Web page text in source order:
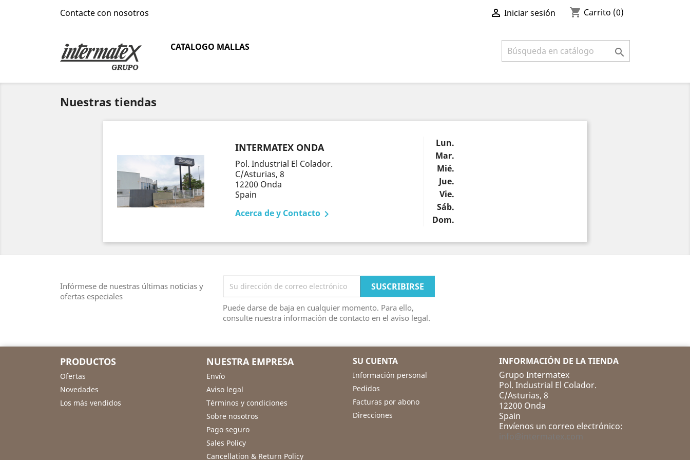
Contacte con nosotros  Iniciar sesión shopping_cart Carrito (0)
CATALOGO MALLAS 
Nuestras tiendas
INTERMATEX ONDA
Pol. Industrial El Colador.
C/Asturias, 8
12200 Onda
Spain
Acerca de y Contacto
Lun.
Mar.
Mié.
Jue.
Vie.
Sáb.
Dom.
Infórmese de nuestras últimas noticias y
ofertas especiales
Puede darse de baja en cualquier momento. Para ello,
consulte nuestra información de contacto en el aviso legal.
PRODUCTOS
Ofertas
Novedades
Los más vendidos
NUESTRA EMPRESA
Envío
Aviso legal
Términos y condiciones
Sobre nosotros
Pago seguro
Sales Policy
Cancellation & Return Policy
SU CUENTA
Información personal
Pedidos
Facturas por abono
Direcciones
INFORMACIÓN DE LA TIENDA
Grupo Intermatex
Pol. Industrial El Colador.
C/Asturias, 8
12200 Onda
Spain
Envíenos un correo electrónico:
info@intermatex.com